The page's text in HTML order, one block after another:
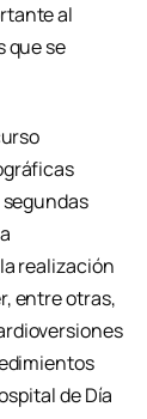
al
que se
realización
entre otras,
de Día